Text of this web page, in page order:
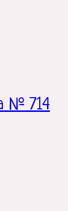
№ 714